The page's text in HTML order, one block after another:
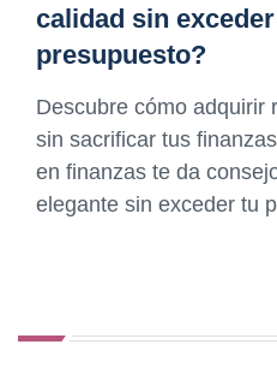
calidad sin
presupuesto?
Descubre cómo adquirir
sin sacrificar tus
en finanzas te da
elegante sin exceder tu